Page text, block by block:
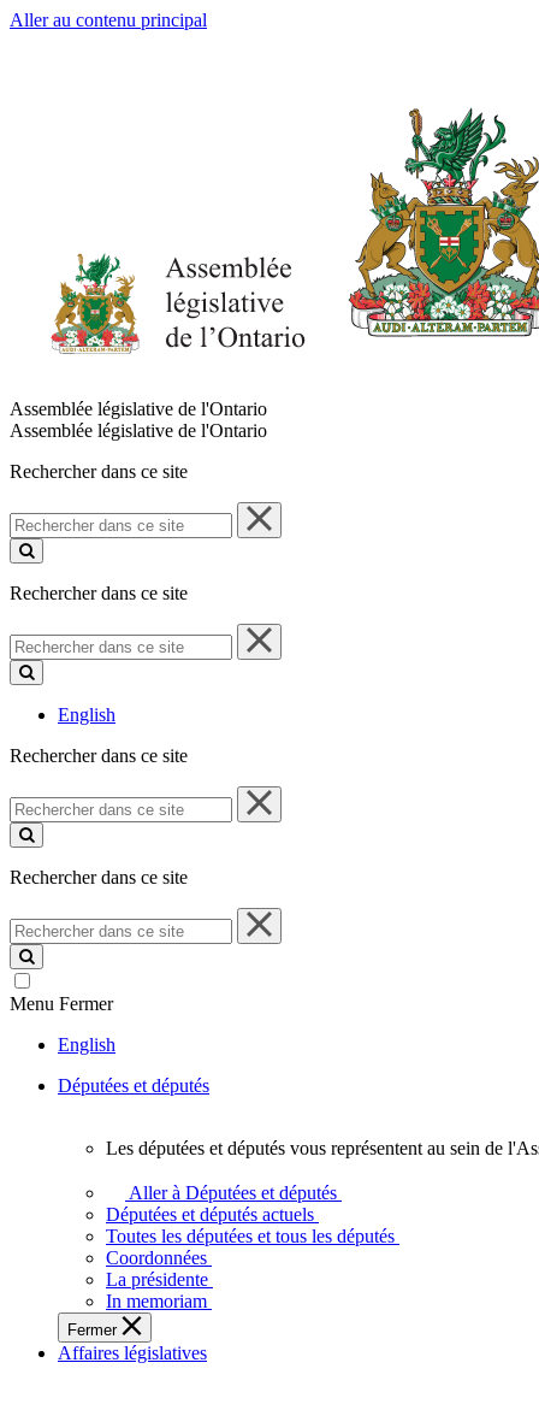
Aller au contenu principal
Assemblée législative de l'Ontario
Assemblée législative de l'Ontario
Rechercher dans ce site
Rechercher
dans
ce
Rechercher dans ce site
Rechercher
dans
ce
English
Rechercher dans ce site
Rechercher
dans
ce
Rechercher dans ce site
Rechercher
dans
ce
site
Menu Fermer
English
Députées et députés
députées
députés
vous
représentent
sein
de
l'Assemblée
Les députées et députés vous représentent au sein de
Aller à Députées et députés
Députées et députés actuels
Toutes les députées et tous les députés
Coordonnées
La présidente
In memoriam
Fermer
Affaires législatives